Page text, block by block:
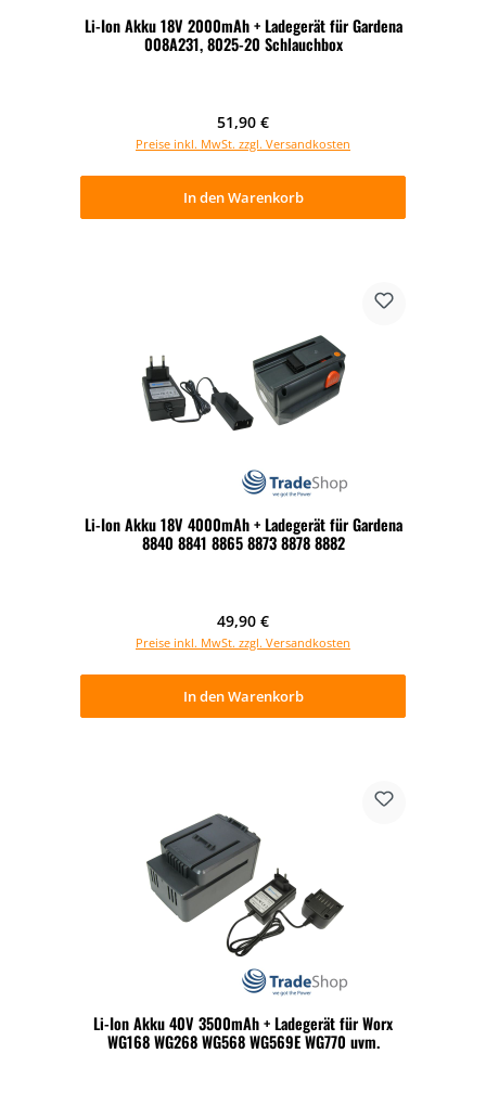
Li-Ion Akku 18V 2000mAh + Ladegerät für Gardena
008A231, 8025-20 Schlauchbox
Regulärer Preis:
51,90 €
Preise inkl. MwSt. zzgl. Versandkosten
In den Warenkorb
Li-Ion Akku 18V 4000mAh + Ladegerät für Gardena
8840 8841 8865 8873 8878 8882
Regulärer Preis:
49,90 €
Preise inkl. MwSt. zzgl. Versandkosten
In den Warenkorb
Li-Ion Akku 40V 3500mAh + Ladegerät für Worx
WG168 WG268 WG568 WG569E WG770 uvm.